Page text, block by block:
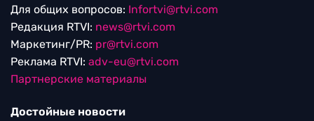
Для общих вопросов: Infortvi@rtvi.com
Редакция RTVI: news@rtvi.com
Маркетинг/PR: pr@rtvi.com
Реклама RTVI: adv-eu@rtvi.com
Партнерские материалы
Достойные новости